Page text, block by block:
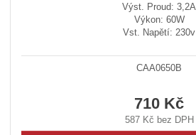
Výst. Proud: 3,2A
Výkon: 60W
Vst. Napětí: 230v
CAA0650B
710 Kč
587 Kč bez DPH